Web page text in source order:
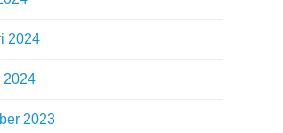
2024
2024
2023